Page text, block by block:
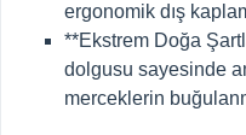
ergonomik dış
**Ekstrem Doğa
dolgusu sayesinde
merceklerin